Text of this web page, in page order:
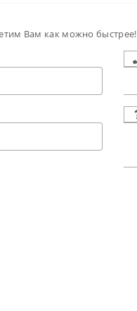
Вам как можно быстрее!